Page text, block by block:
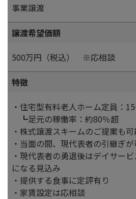
事業譲渡
譲渡希望価額
500万円（税込） ※応相談
特徴
・住宅型有料老人ホーム定員：
┗足元の稼働率：約80％超
・株式譲渡スキームのご提案も可
・当面の間、現代表者の引継ぎ
・現代表者の勇退後はデイサー
になる見込み
・提供する食事に定評有り
・家賃設定は応相談